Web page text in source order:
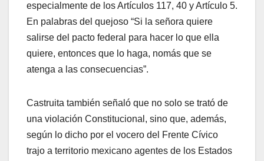
especialmente de los Artículos 117, 40 y Artículo 5.
En palabras del quejoso “Si la señora quiere
salirse del pacto federal para hacer lo que ella
quiere, entonces que lo haga, nomás que se
atenga a las consecuencias”.
Castruita también señaló que no solo se trató de
una violación Constitucional, sino que, además,
según lo dicho por el vocero del Frente Cívico
trajo a territorio mexicano agentes de los Estados